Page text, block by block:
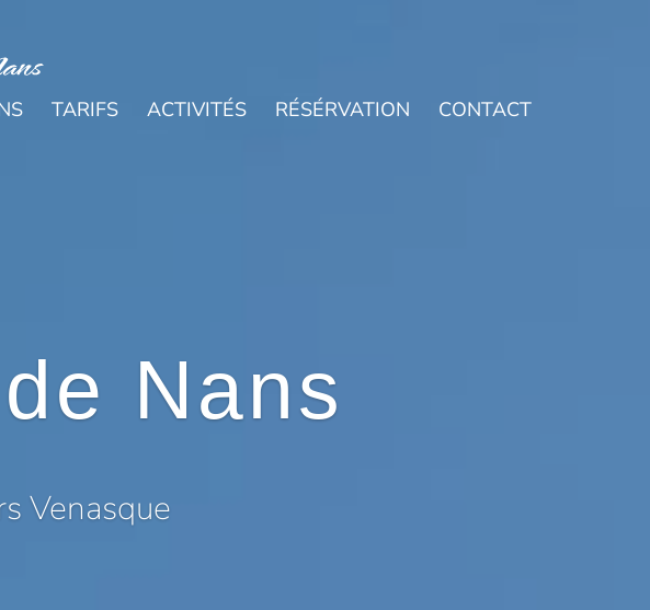
TARIFS ACTIVITÉS RÉSÉRVATION CONTACT
Nans
Venasque